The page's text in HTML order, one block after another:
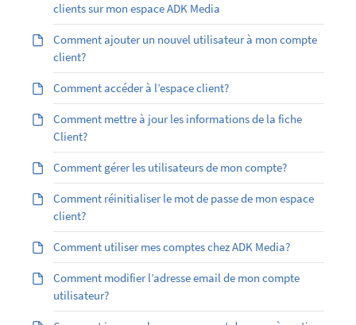
clients sur mon espace ADK Media
Comment ajouter un nouvel utilisateur à mon compte
client?
Comment accéder à l’espace client?
Comment mettre à jour les informations de la fiche
Client?
Comment gérer les utilisateurs de mon compte?
Comment réinitialiser le mot de passe de mon espace
client?
Comment utiliser mes comptes chez ADK Media?
Comment modifier l’adresse email de mon compte
utilisateur?